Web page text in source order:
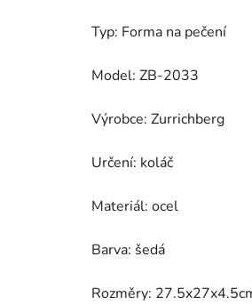
Typ: Forma na pečení
Model: ZB-2033
Výrobce: Zurrichberg
Určení: koláč
Materiál: ocel
Barva: šedá
Rozměry: